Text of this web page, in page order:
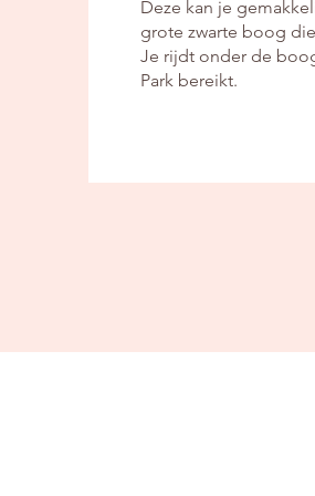
Deze kan je
grote zwarte boog
Je rijdt onder de
Park bereikt.